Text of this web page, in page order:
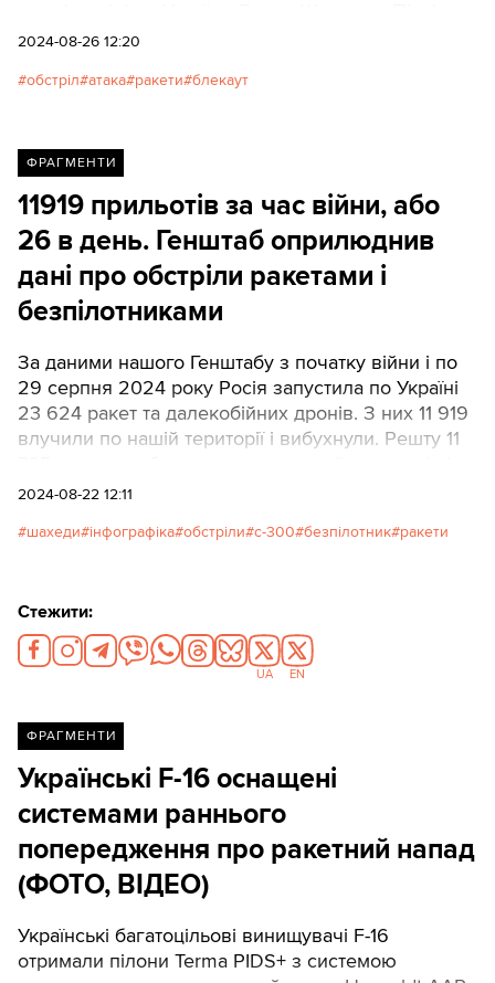
Президент України Володимир Зеленський додав,
типу та понад сотню дронів типу "Шахед".Ключові
застосувати екстрені відключення електроенергії,
щоб стабілізувати систему.Росіяни застосували
різні види озброєння: БпЛА, крилаті ракети,
"Кинджали".Керівник Центру протидії
дезінформації РНБО Андрій Коваленко
підтвердив інформацію про російський удар по
греблі Київської ГЕС, додавши, що загрози
неможливо.
2024-08-26 12:20
обстріл атака ракети блекаут
ФРАГМЕНТИ
11919 прильотів за час війни, або
26 в день. Генштаб оприлюднив
дані про обстріли ракетами і
безпілотниками
За даними нашого Генштабу з початку війни і по
29 серпня 2024 року Росія запустила по Україні
23 624 ракет та далекобійних дронів. З них 11 919
влучили по нашій території і вибухнули. Решту 11
уламків. В середньому Росія робить по 26
прильоти.
2024-08-22 12:11
шахеди інфографіка обстріли с-300 безпілотник ракети
Стежити:
UA EN
ФРАГМЕНТИ
Українські F-16 оснащені
системами раннього
попередження про ракетний напад
(ФОТО, ВІДЕО)
Українські багатоцільові винищувачі F-16
отримали пілони Terma PIDS+ з системою